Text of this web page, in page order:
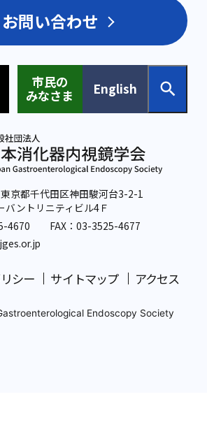
お問い合わせ
市民の
みなさま
English
京都千代田区神田駿河台3-2-1
バントリニティビル4Ｆ
4670 FAX：03-3525-4677
シー サイトマップ アクセス
Endoscopy Society